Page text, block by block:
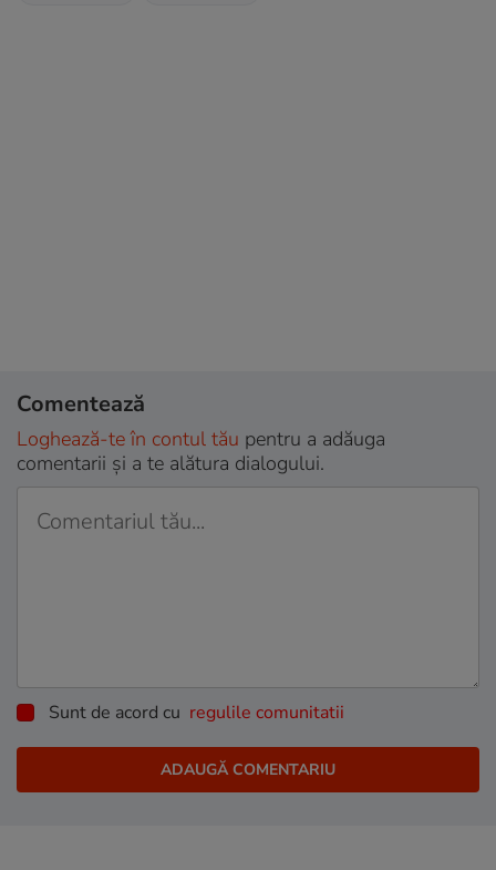
Comentează
Loghează-te în contul tău pentru a adăuga
comentarii și a te alătura dialogului.
Sunt de acord cu regulile comunitatii